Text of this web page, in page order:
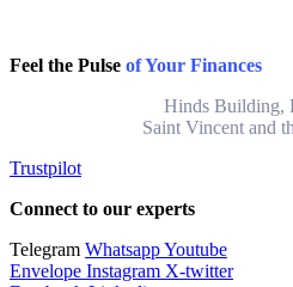
Feel the Pulse of Your Finances
Hinds Building,
Saint Vincent and
Trustpilot
Connect to our experts
Telegram WhatsappYoutube
Envelope Instagram X-twitter